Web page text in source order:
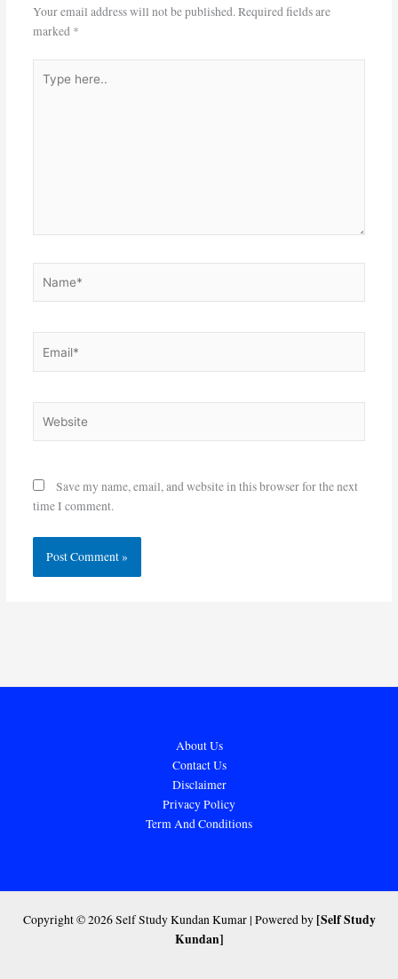
Your email address will not be published.Required fields are
marked *
here..
Save my name, email, and website in this browser for the next
time I comment.
About Us
Contact Us
Disclaimer
Privacy Policy
Term And Conditions
Copyright © 2026 Self Study Kundan Kumar | Powered by[Self Study
Kundan]